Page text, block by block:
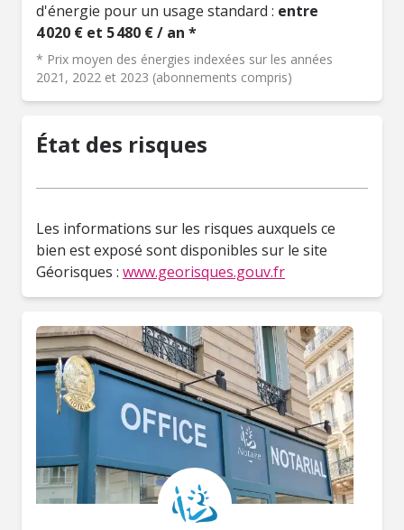
d'énergie pour un usage standard : entre
4 020 € et 5 480 € / an *
* Prix moyen des énergies indexées sur les années
2021, 2022 et 2023 (abonnements compris)
État des risques
Les informations sur les risques auxquels ce
bien est exposé sont disponibles sur le site
Géorisques : www.georisques.gouv.fr